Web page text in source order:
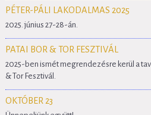
PÉTER-PÁLI LAKODALMAS 2025
2025. június 27-28-án.
PATAI BOR & TOR FESZTIVÁL
2025-ben ismét megrendezésre kerül a
& Tor Fesztivál.
OKTÓBER 23